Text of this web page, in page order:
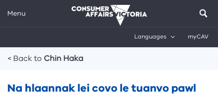
Menu
Languages myCAV
Breadcrumbs
< Back to Chin Haka
Na hlaannak lei covo le tuanvo pawl